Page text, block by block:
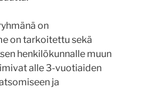
on
on tarkoitettu sekä
henkilökunnalle muun
alle 3-vuotiaiden
ja